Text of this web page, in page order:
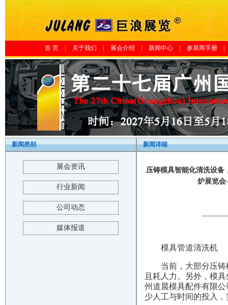
首 页 关于我们 展会介绍 新闻中心 参展商手册|
新闻类别
展会资讯
行业新闻
公司动态
媒体报道
新闻详细
压铸模具智能化清洗设备
炉展览会
模具管道清洗机
当前，大部分压
且耗人力。另外，模
州道晨模具配件有限
少人工与时间的投入